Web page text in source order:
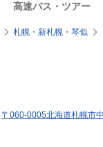
高速バス・ツアー
札幌・新札幌・琴似
〒060-0005北海道札幌市